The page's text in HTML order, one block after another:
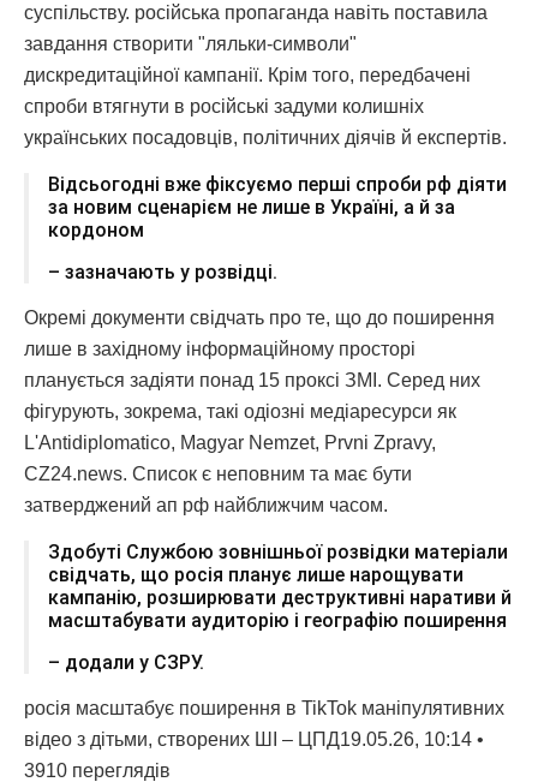
суспільству. російська пропаганда навіть поставила
завдання створити "ляльки-символи"
дискредитаційної кампанії. Крім того, передбачені
спроби втягнути в російські задуми колишніх
українських посадовців, політичних діячів й експертів.
Відсьогодні вже фіксуємо перші спроби рф діяти
за новим сценарієм не лише в Україні, а й за
кордоном
– зазначають у розвідці.
Окремі документи свідчать про те, що до поширення
лише в західному інформаційному просторі
планується задіяти понад 15 проксі ЗМІ. Серед них
фігурують, зокрема, такі одіозні медіаресурси як
L'Antidiplomatico, Magyar Nemzet, Prvni Zpravy,
CZ24.news. Список є неповним та має бути
затверджений ап рф найближчим часом.
Здобуті Службою зовнішньої розвідки матеріали
свідчать, що росія планує лише нарощувати
кампанію, розширювати деструктивні наративи й
масштабувати аудиторію і географію поширення
– додали у СЗРУ.
росія масштабує поширення в TikTok маніпулятивних
відео з дітьми, створених ШІ – ЦПД19.05.26, 10:14 •
3910 переглядiв